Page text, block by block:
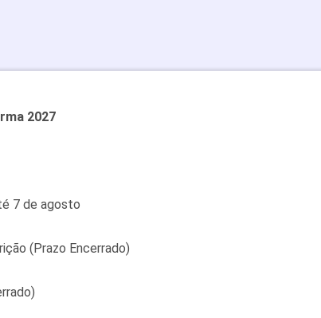
2027
7 de agosto
(Prazo Encerrado)